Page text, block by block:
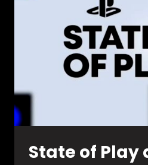
DAY
ONE
PER
IL
State of Play